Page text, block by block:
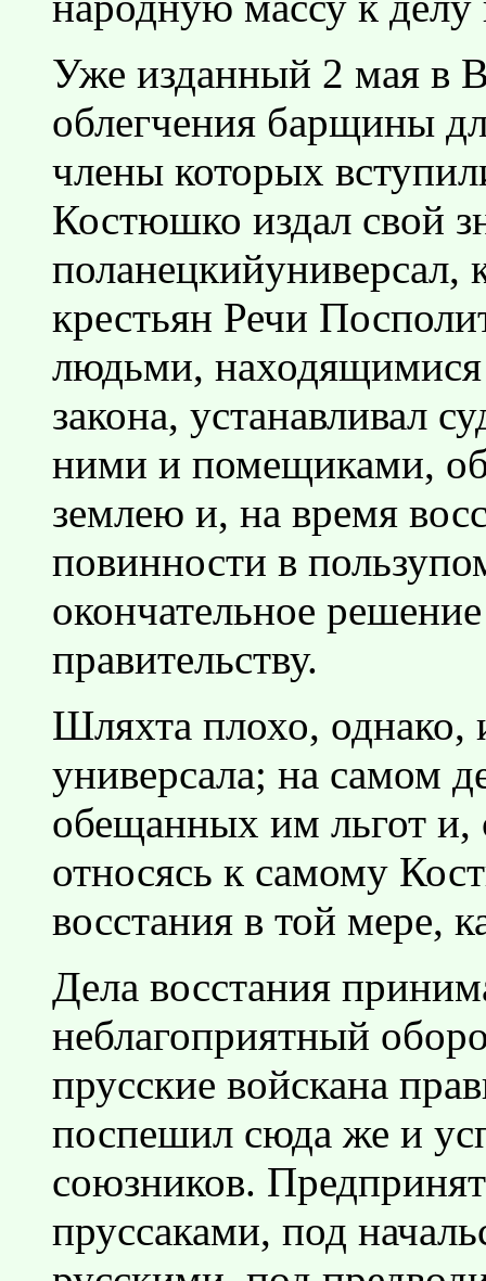
Уже изданный 2 мая в
облегчения барщины
члены которых
Костюшко издал свой
поланецкийуниверсал,
крестьян Речи
людьми, находящимися
закона, устанавливал
ними и помещиками,
землею и, на время
повинности в
окончательное
правительству.
Шляхта плохо, однако,
универсала; на самом
обещанных им льгот
относясь к самому
восстания в той мере,
Дела восстания
неблагоприятный
прусские войскана
поспешил сюда же и
союзников.
пруссаками, под